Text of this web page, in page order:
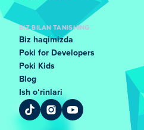
BIZ BILAN TANISHING
Biz haqimizda
Poki for Developers
Poki Kids
Blog
Ish oʻrinlari